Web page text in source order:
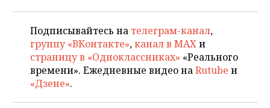
КИБЕРСПОРТ
ФИГУРНОЕ КАТАНИЕ
ВОДНЫЕ ВИДЫ СПОРТА
ХОККЕЙ С МЯЧОМ
КУЛЬТУРА
МЕДИЦИНА
ОБРАЗОВАНИЕ
ПРОИСШЕСТВИЯ
СПИСОК КОМПАНИЙ
Подписывайтесь на телеграм-канал,
группу «ВКонтакте»,канал в MAXи
страницу в «Одноклассниках» «Реального
времени». Ежедневные видео наRutube и
«Дзене».